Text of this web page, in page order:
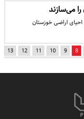
می‌سازند
اراضی خوزستان
8
9
10
11
12
13